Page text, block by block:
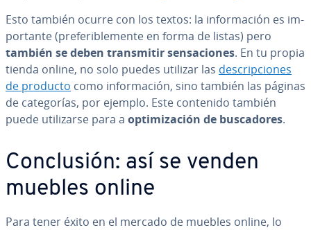
Esto también ocurre con los textos: la in­fo­r­ma­ción es im­
po­r­ta­n­te (pre­fe­ri­ble­me­n­te en forma de listas) pero
también se deben tra­n­s­mi­tir se­n­sa­cio­nes. En tu propia
tienda online, no solo puedes utilizar las de­s­cri­p­cio­nes
de producto como in­fo­r­ma­ción, sino también las páginas
de ca­te­go­rías, por ejemplo. Este contenido también
puede uti­li­zar­se para a op­ti­mi­za­ción de bu­s­ca­do­res.
Co­n­clu­sión: así se venden
muebles online
Para tener éxito en el mercado de muebles online, lo